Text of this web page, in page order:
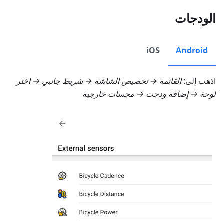
الودجات
Android
iOS
اذهب إلى:القائمة → تخصيص الشاشة → شريط جانبي → اختر
لوحة → إضافة ودجت → مجسات خارجية